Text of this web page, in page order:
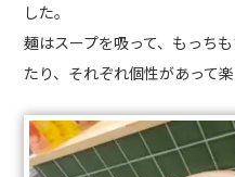
した。
麺はスープを吸って、もっち
たり、それぞれ個性があって楽